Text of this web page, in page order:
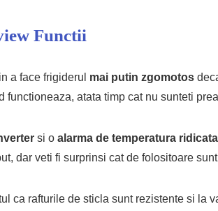
Functii
a face frigiderul mai putin zgomotos
functioneaza, atata timp cat nu sunteti
si o alarma de temperatura ridicata
dar veti fi surprinsi cat de folositoare
ca rafturile de sticla sunt rezistente si la